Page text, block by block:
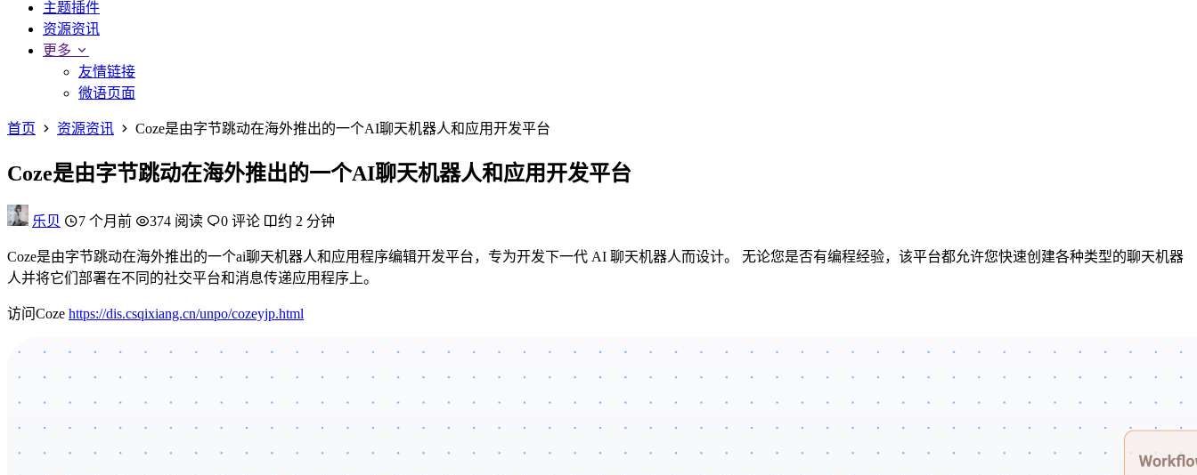
主题插件
资源资讯
更多
友情链接
微语页面
首页 资源资讯 Coze是由字节跳动在海外推出的一个AI聊天机器人和应用开发平台
Coze是由字节跳动在海外推出的一个AI聊天机器人和应用开发平台
乐贝 7 个月前 374 阅读 0 评论 约 2 分钟
Coze是由字节跳动在海外推出的一个ai聊天机器人和应用程序编辑开发平台，专为开发下一代 AI 聊天机器人而设计。 无论您是否有编程经验，该平台都允许您快速创建各种类型的聊天机器
人并将它们部署在不同的社交平台和消息传递应用程序上。
访问Coze https://dis.csqixiang.cn/unpo/cozeyjp.html